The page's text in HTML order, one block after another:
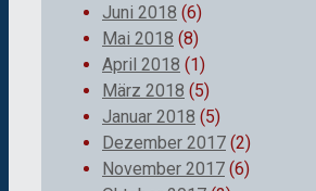
Juni 2018 (6)
Mai 2018 (8)
April 2018 (1)
März 2018 (5)
Januar 2018 (5)
Dezember 2017 (2)
November 2017 (6)